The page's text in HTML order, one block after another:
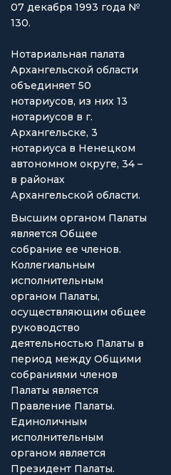
07 декабря 1993 года №
130.
Нотариальная палата
Архангельской области
объединяет 50
нотариусов, из них 13
нотариусов в г.
Архангельске, 3
нотариуса в Ненецком
автономном округе, 34 –
в районах
Архангельской области.
Высшим органом Палаты
является Общее
собрание ее членов.
Коллегиальным
исполнительным
органом Палаты,
осуществляющим общее
руководство
деятельностью Палаты в
период между Общими
собраниями членов
Палаты является
Правление Палаты.
Единоличным
исполнительным
органом является
Президент Палаты.